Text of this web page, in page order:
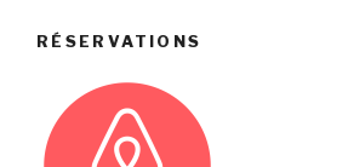
RÉSERVATIONS